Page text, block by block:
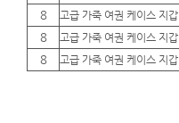
8
고급 가죽 여권 케이스 지갑
8
고급 가죽 여권 케이스 지갑
8
고급 가죽 여권 케이스 지갑